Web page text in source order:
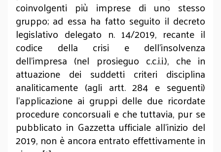
coinvolgenti più imprese di uno stesso
gruppo; ad essa ha fatto seguito il decreto
legislativo delegato n. 14/2019, recante il
codice della crisi e dell’insolvenza
dell’impresa (nel prosieguo c.c.i.i.), che in
attuazione dei suddetti criteri disciplina
analiticamente (agli artt. 284 e seguenti)
l’applicazione ai gruppi delle due ricordate
procedure concorsuali e che tuttavia, pur se
pubblicato in Gazzetta ufficiale all’inizio del
2019, non è ancora entrato effettivamente in